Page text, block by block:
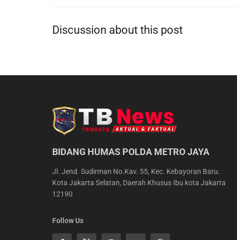
Discussion about this post
BIDANG HUMAS POLDA METRO JAYA
Jl. Jend. Sudirman No.Kav. 55, Kec. Kebayoran Baru.
Kota Jakarta Selatan, Daerah Khusus Ibu kota Jakarta
12190
Follow Us